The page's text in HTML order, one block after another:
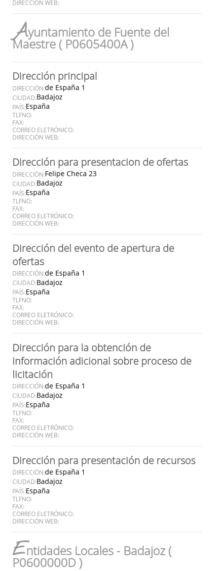
DIRECCIÓN WEB:
Ayuntamiento de Fuente del
Maestre ( P0605400A )
Dirección principal
DIRECCIÓN:de España 1
CIUDAD:Badajoz
PAÍS:España
TLFNO:
FAX:
CORREO ELETRÓNICO:
DIRECCIÓN WEB:
Dirección para presentacion de ofertas
DIRECCIÓN:Felipe Checa 23
CIUDAD:Badajoz
PAÍS:España
TLFNO:
FAX:
CORREO ELETRÓNICO:
DIRECCIÓN WEB:
Dirección del evento de apertura de
ofertas
DIRECCIÓN:de España 1
CIUDAD:Badajoz
PAÍS:España
TLFNO:
FAX:
CORREO ELETRÓNICO:
DIRECCIÓN WEB:
Dirección para la obtención de
información adicional sobre proceso de
licitación
DIRECCIÓN:de España 1
CIUDAD:Badajoz
PAÍS:España
TLFNO:
FAX:
CORREO ELETRÓNICO:
DIRECCIÓN WEB:
Dirección para presentación de recursos
DIRECCIÓN:de España 1
CIUDAD:Badajoz
PAÍS:España
TLFNO:
FAX:
CORREO ELETRÓNICO:
DIRECCIÓN WEB:
Entidades Locales - Badajoz (
P0600000D )